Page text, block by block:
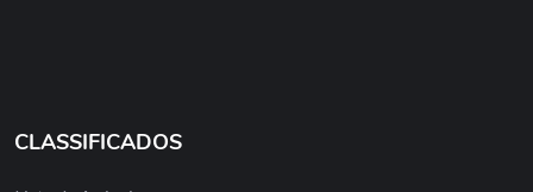
CLASSIFICADOS